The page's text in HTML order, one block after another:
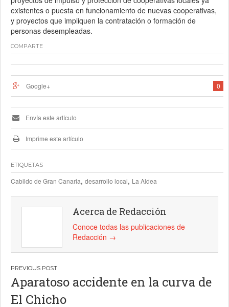
existentes o puesta en funcionamiento de nuevas cooperativas,
y proyectos que impliquen la contratación o formación de
personas desempleadas.
COMPARTE
0
Google+
Envía este artículo
Imprime este artículo
ETIQUETAS
Cabildo de Gran Canaria, desarrollo local, La Aldea
Acerca de Redacción
Conoce todas las publicaciones de
Redacción →
Navegación
de
Aparatoso accidente en la curva de
El Chicho